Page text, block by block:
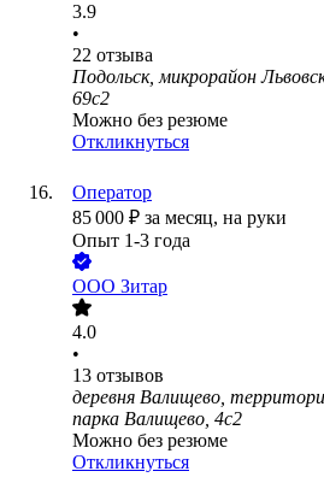
3.9
•
22 отзыва
Подольск, микрорайон
69с2
Можно без резюме
Откликнуться
Оператор
85 000 ₽ за месяц, на руки
Опыт 1-3 года
ООО Зитар
4.0
•
13 отзывов
деревня Валищево,
парка Валищево, 4с2
Можно без резюме
Откликнуться